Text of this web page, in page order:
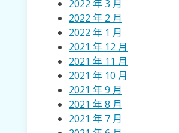
2022 年 3 月
2022 年 2 月
2022 年 1 月
2021 年 12 月
2021 年 11 月
2021 年 10 月
2021 年 9 月
2021 年 8 月
2021 年 7 月